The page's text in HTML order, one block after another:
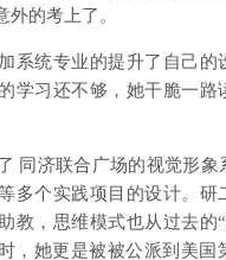
的考上了。
系统专业的提升了自己的
学习还不够，她干脆一路
同济联合广场的视觉形象
多个实践项目的设计。研
教，思维模式也从过去的
，她更是被被公派到美国